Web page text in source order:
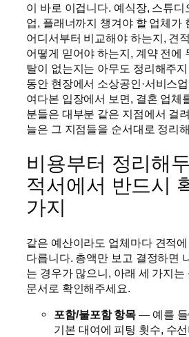
이 바로 이겁니다. 예식장, 스튜디
업, 플래너까지 챙겨야 할 업체가
어디서부터 비교해야 하는지, 견
어떻게 믿어야 하는지, 계약 전에
탈이 없는지는 아무도 정리해주
동안 현장에서 소상공인·서비스
여다본 입장에서 보면, 결혼 업체
분들은 대부분 같은 지점에서 걸
늘은 그 지점들을 순서대로 정리
비용부터 정리해
적서에서 반드시
가지
같은 예산이라도 업체마다 견적
다릅니다. 총액만 보고 결정하면
는 경우가 많으니, 아래 세 가지는
문서로 확인해주세요.
포함/불포함 항목 — 예를 들
기본 대여에 피팅 횟수, 수